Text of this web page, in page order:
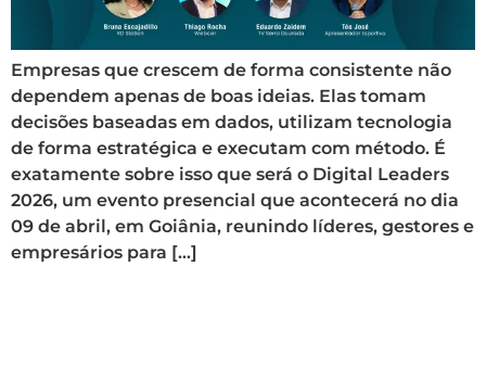
Empresas que crescem de forma consistente não
dependem apenas de boas ideias. Elas tomam
decisões baseadas em dados, utilizam tecnologia
de forma estratégica e executam com método. É
exatamente sobre isso que será o Digital Leaders
2026, um evento presencial que acontecerá no dia
09 de abril, em Goiânia, reunindo líderes, gestores e
empresários para […]